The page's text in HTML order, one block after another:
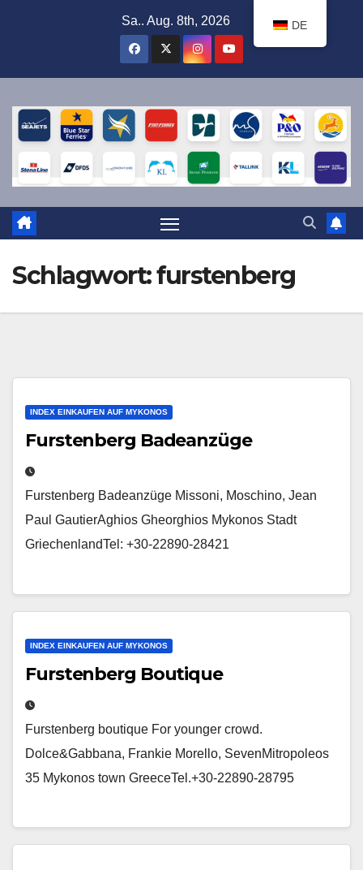
Sa.. Aug. 8th, 2026
Schlagwort:furstenberg
INDEX EINKAUFEN AUF MYKONOS
Furstenberg Badeanzüge
Furstenberg Badeanzüge Missoni, Moschino, Jean
Paul GautierAghios Gheorghios Mykonos Stadt
GriechenlandTel: +30-22890-28421
INDEX EINKAUFEN AUF MYKONOS
Furstenberg Boutique
Furstenberg boutique For younger crowd.
Dolce&Gabbana, Frankie Morello, SevenMitropoleos
35 Mykonos town GreeceTel.+30-22890-28795
DE